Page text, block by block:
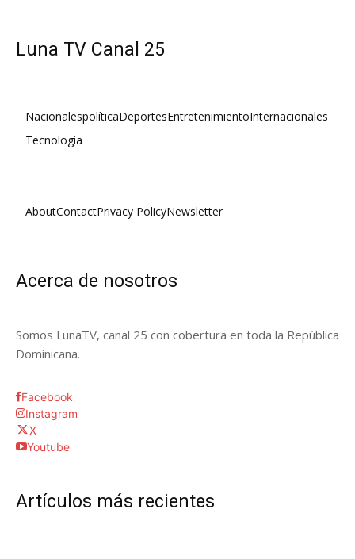
Luna TV Canal 25
NacionalespolíticaDeportesEntretenimientoInternacionales
Tecnologia
AboutContactPrivacy PolicyNewsletter
Acerca de nosotros
Somos LunaTV, canal 25 con cobertura en toda la República
Dominicana.
Facebook
Instagram
X
Youtube
Artículos más recientes